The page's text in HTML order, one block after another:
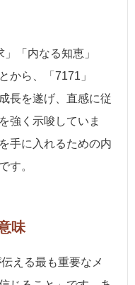
「内なる知恵」
から、「7171」
長を遂げ、直感に従
強く示唆していま
手に入れるための内
す。
味
える最も重要なメ